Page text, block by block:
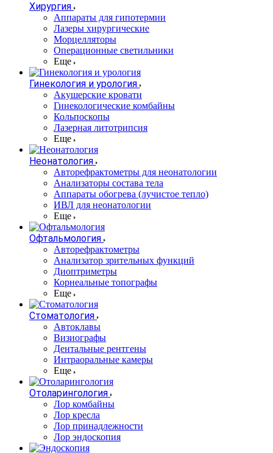
Хирургия
Аппараты для гипотермии
Лазеры хирургические
Морцелляторы
Операционные светильники
Еще
Гинекология и урология
Акушерские кровати
Гинекологические комбайны
Кольпоскопы
Лазерная литотрипсия
Еще
Неонатология
Авторефрактометры для неонатологии
Анализаторы состава тела
Аппараты обогрева (лучистое тепло)
ИВЛ для неонатологии
Еще
Офтальмология
Авторефрактометры
Анализатор зрительных функций
Диоптриметры
Корнеальные топографы
Еще
Стоматология
Автоклавы
Визиографы
Дентальные рентгены
Интраоральные камеры
Еще
Отоларингология
Лор комбайны
Лор кресла
Лор принадлежности
Лор эндоскопия